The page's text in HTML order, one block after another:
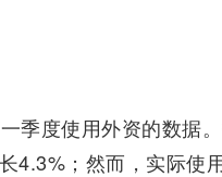
季度使用外资的数据
4.3%；然而，实际使